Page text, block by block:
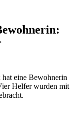
eine Bewohnerin
Helfer wurden mit